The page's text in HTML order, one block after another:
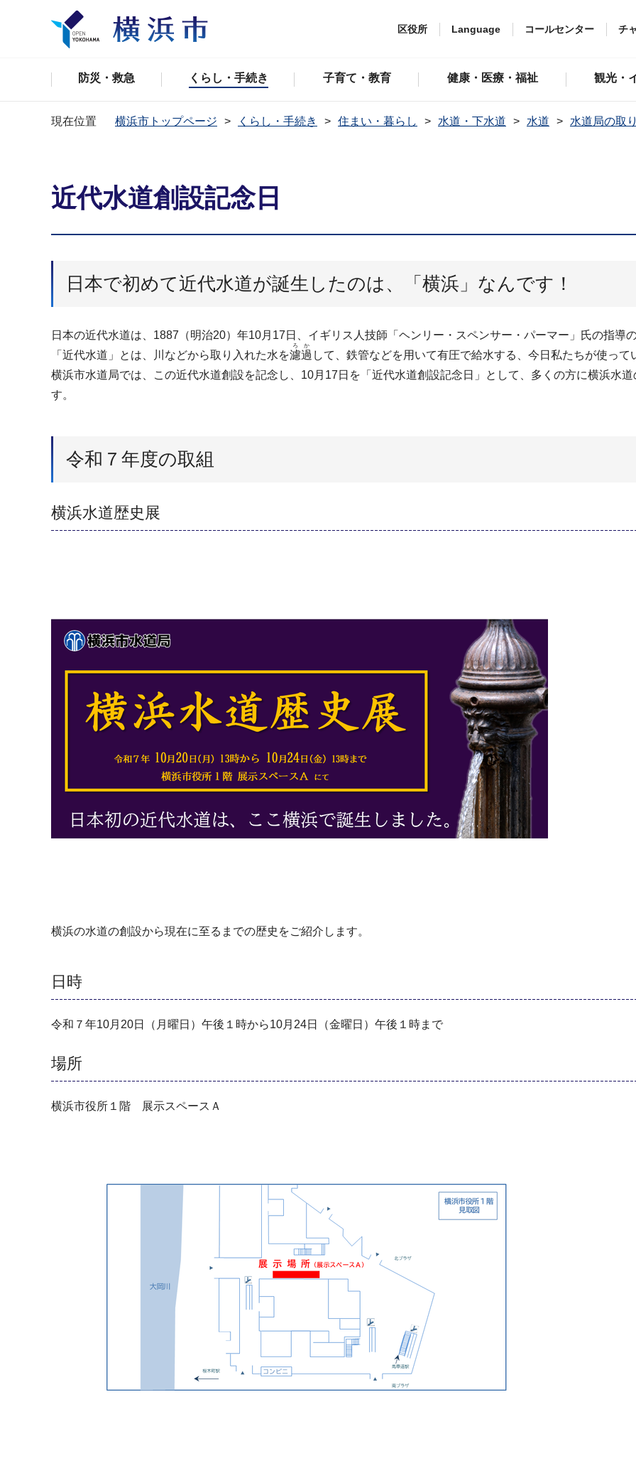
区役所 Language コールセンター チ
防災・救急 くらし・手続き 子育て・教育 健康・医療・福祉 観光・
現在位置 横浜市トップページ くらし・手続き 住まい・暮らし 水道・下水道 水道 水道局の取
近代水道創設記念日
日本で初めて近代水道が誕生したのは、「横浜」なんです！
日本の近代水道は、1887（明治20）年10月17日、イギリス人技師「ヘンリー・スペンサー・パーマー」氏の指導
「近代水道」とは、川などから取り入れた水を濾過
ろか
して、鉄管などを用いて有圧で給水する、今日私たちが使っ
横浜市水道局では、この近代水道創設を記念し、10月17日を「近代水道創設記念日」として、多くの方に横浜水
す。
令和７年度の取組
横浜水道歴史展
横浜の水道の創設から現在に至るまでの歴史をご紹介します。
日時
令和７年10月20日（月曜日）午後１時から10月24日（金曜日）午後１時まで
場所
横浜市役所１階 展示スペースＡ